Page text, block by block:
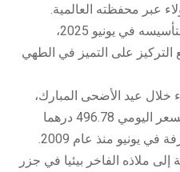
عبر محفظته العالمية.
بالذكرى السنوية ال 22 لتأسيسه في يونيو 2025،
على التميز في الطهي
خلال عيد الأضحى المبارك،
حيث بلغت نسبة الإشغال 71.9٪ وبلغ متوسط السعر اليومي 496.78 درهما
يونيو منذ عام 2009.
إلى ملاذه الفاخر بيئيا في جزر